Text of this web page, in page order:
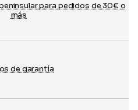
para pedidos de 30€ o
más
de garantía